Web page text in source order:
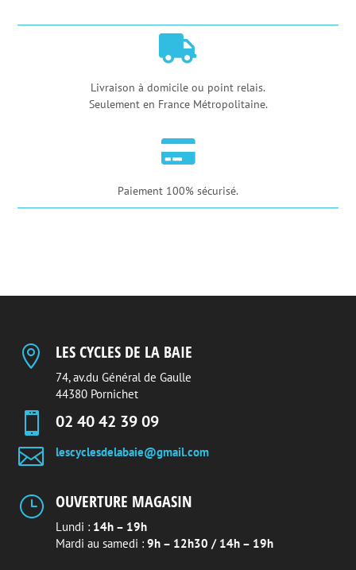

Livraison à domicile ou point relais.
Seulement en France Métropolitaine.

Paiement 100% sécurisé.
 LES CYCLES DE LA BAIE
74, av.du Général de Gaulle
44380 Pornichet
 02 40 42 39 09
 lescyclesdelabaie@gmail.com
} OUVERTURE MAGASIN
Lundi : 14h – 19h
Mardi au samedi : 9h – 12h30 / 14h – 19h